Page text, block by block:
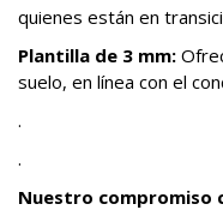
quienes están en
Plantilla de 3 mm:
suelo, en línea con el
.
.
Nuestro compromiso